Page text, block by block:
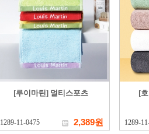
[루이마틴] 멀티스포츠
1289-11-0475 2,389원
[
1289-